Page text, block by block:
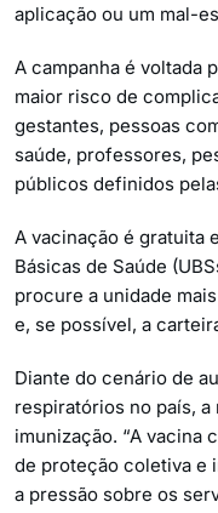
aplicação ou um mal-
A campanha é voltada
maior risco de
gestantes, pessoas
saúde, professores,
públicos definidos
A vacinação é gratuita
Básicas de Saúde
procure a unidade
e, se possível, a
Diante do cenário de
respiratórios no país, a
imunização. “A vacina
de proteção coletiva e
a pressão sobre os